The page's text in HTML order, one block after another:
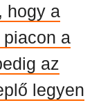
hogy a
a
az
legyen